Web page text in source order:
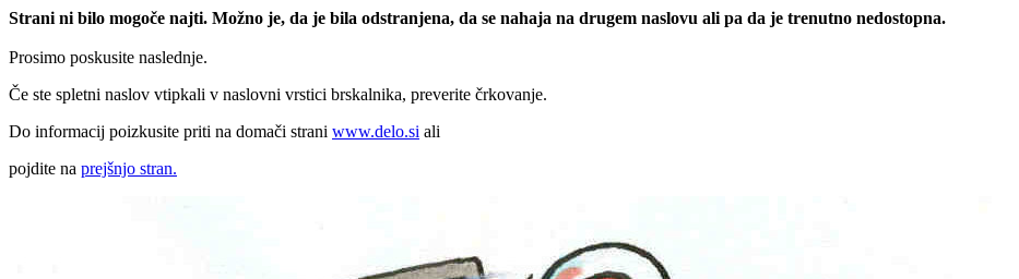
Strani ni bilo mogoče najti. Možno je, da je bila odstranjena, da se nahaja na drugem naslovu ali pa da je trenutno nedostopna.
Prosimo poskusite naslednje.
Če ste spletni naslov vtipkali v naslovni vrstici brskalnika, preverite črkovanje.
Do informacij poizkusite priti na domači strani www.delo.si ali
pojdite na prejšnjo stran.